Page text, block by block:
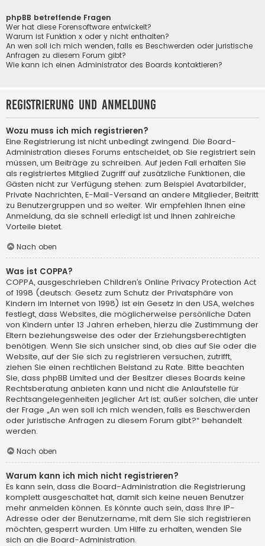
phpBB betreffende Fragen
Wer hat diese Forensoftware entwickelt?
Warum ist Funktion x oder y nicht enthalten?
An wen soll ich mich wenden, falls es Beschwerden oder juristische
Anfragen zu diesem Forum gibt?
Wie kann ich einen Administrator des Boards kontaktieren?
Registrierung und Anmeldung
Wozu muss ich mich registrieren?
Eine Registrierung ist nicht unbedingt zwingend. Die Board-
Administration dieses Forums entscheidet, ob Sie registriert sein
müssen, um Beiträge zu schreiben. Auf jeden Fall erhalten Sie
als registriertes Mitglied Zugriff auf zusätzliche Funktionen, die
Gästen nicht zur Verfügung stehen: zum Beispiel Avatarbilder,
Private Nachrichten, E-Mail-Versand an andere Mitglieder, Beitritt
zu Benutzergruppen und so weiter. Wir empfehlen Ihnen eine
Anmeldung, da sie schnell erledigt ist und Ihnen zahlreiche
Vorteile bietet.
Nach oben
Was ist COPPA?
COPPA, ausgeschrieben Children’s Online Privacy Protection Act
of 1998 (deutsch: Gesetz zum Schutz der Privatsphäre von
Kindern im Internet von 1998) ist ein Gesetz in den USA, welches
festlegt, dass Websites, die möglicherweise persönliche Daten
von Kindern unter 13 Jahren erheben, hierzu die Zustimmung der
Eltern beziehungsweise des oder der Erziehungsberechtigten
benötigen. Wenn Sie sich unsicher sind, ob dies auf Sie oder die
Website, auf der Sie sich zu registrieren versuchen, zutrifft,
ziehen Sie einen rechtlichen Beistand zu Rate. Bitte beachten
Sie, dass phpBB Limited und der Besitzer dieses Boards keine
Rechtsberatung anbieten kann und nicht die Anlaufstelle für
Rechtsangelegenheiten jeglicher Art ist; außer solchen, die unter
der Frage „An wen soll ich mich wenden, falls es Beschwerden
oder juristische Anfragen zu diesem Forum gibt?“ behandelt
werden.
Nach oben
Warum kann ich mich nicht registrieren?
Es kann sein, dass die Board-Administration die Registrierung
komplett ausgeschaltet hat, damit sich keine neuen Benutzer
mehr anmelden können. Es könnte auch sein, dass Ihre IP-
Adresse oder der Benutzername, mit dem Sie sich registrieren
möchten, gesperrt wurden. Um Hilfe zu erhalten, wenden Sie
sich an die Board-Administration.